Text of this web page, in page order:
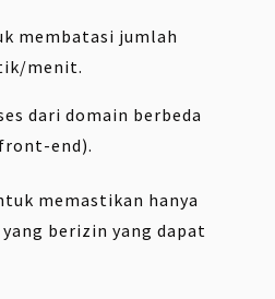
membatasi jumlah
menit.
dari domain berbeda
end).
memastikan hanya
berizin yang dapat